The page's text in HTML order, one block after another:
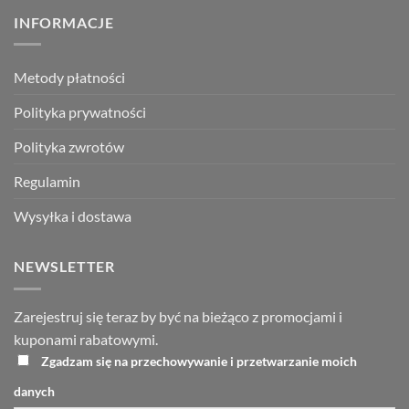
INFORMACJE
Metody płatności
Polityka prywatności
Polityka zwrotów
Regulamin
Wysyłka i dostawa
NEWSLETTER
Zarejestruj się teraz by być na bieżąco z promocjami i
kuponami rabatowymi.
Zgadzam się na przechowywanie i przetwarzanie moich
danych